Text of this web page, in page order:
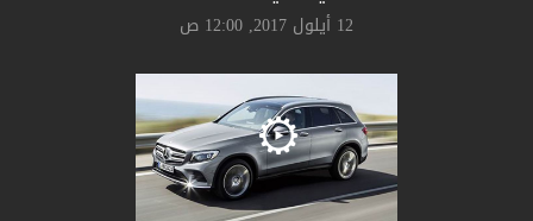
12 أيلول 2017, 12:00 ص